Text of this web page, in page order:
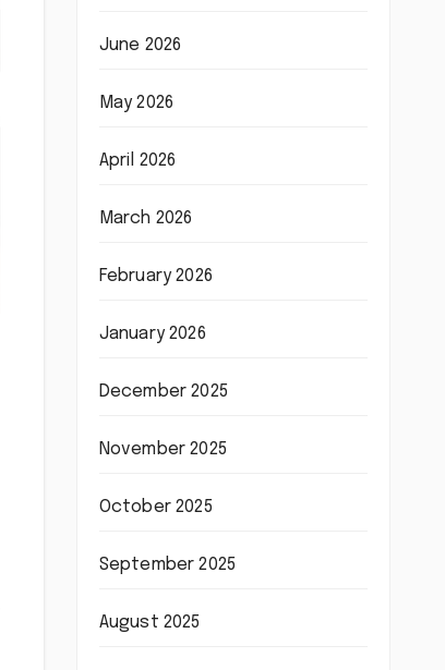
June 2026
May 2026
April 2026
March 2026
February 2026
January 2026
December 2025
November 2025
October 2025
September 2025
August 2025